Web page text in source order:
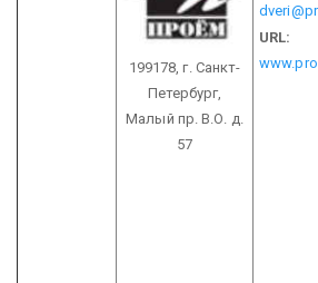
199178, г. Санкт-
Петербург,
Малый пр. В.О. д.
57
URL: